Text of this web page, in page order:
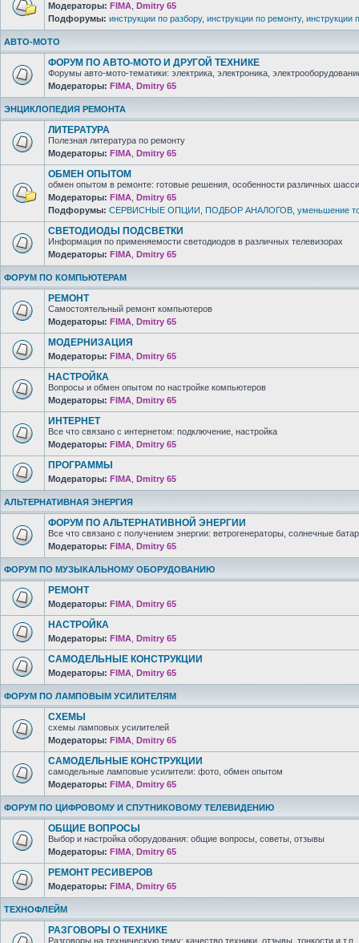
Модераторы: FIMA Dmitry 65
Подфорумы: инструкции по разбору, инструкции по ремонту, инструкции
АВТО-МОТО
ФОРУМ ПО АВТО-МОТО И ДРУГОЙ ТЕХНИКЕ
Форумы авто-мото-тематики: электрика, электроника,
Модераторы: FIMA Dmitry 65
ЭНЦИКЛОПЕДИЯ РЕМОНТА
ЛИТЕРАТУРА
Полезная литература по ремонту
Модераторы: FIMA Dmitry 65
ОБМЕН ОПЫТОМ
обмен опытом в ремонте: готовые решения, особенности различных
Модераторы: FIMA Dmitry 65
Подфорумы: СЕРВИСНЫЕ ОПЦИИ ПОДБОР АНАЛОГОВ уменьшение
СВЕТОДИОДЫ ПОДСВЕТКИ
Информация по применяемости светодиодов в различных телевизорах
Модераторы: FIMA Dmitry 65
ФОРУМ ПО КОМПЬЮТЕРАМ
РЕМОНТ
Самостоятельный ремонт компьютеров
Модераторы: FIMA Dmitry 65
МОДЕРНИЗАЦИЯ
Модераторы: FIMA Dmitry 65
НАСТРОЙКА
Вопросы и обмен опытом по настройке компьютеров
Модераторы: FIMA Dmitry 65
ИНТЕРНЕТ
Все что связано с интернетом: подключение, настройка
Модераторы: FIMA Dmitry 65
ПРОГРАММЫ
Модераторы: FIMA Dmitry 65
АЛЬТЕРНАТИВНАЯ ЭНЕРГИЯ
ФОРУМ ПО АЛЬТЕРНАТИВНОЙ ЭНЕРГИИ
Все что связано с получением энергии: ветрогенераторы, солнечные
Модераторы: FIMA Dmitry 65
ФОРУМ ПО МУЗЫКАЛЬНОМУ ОБОРУДОВАНИЮ
РЕМОНТ
Модераторы: FIMA Dmitry 65
НАСТРОЙКА
Модераторы: FIMA Dmitry 65
САМОДЕЛЬНЫЕ КОНСТРУКЦИИ
Модераторы: FIMA Dmitry 65
ФОРУМ ПО ЛАМПОВЫМ УСИЛИТЕЛЯМ
СХЕМЫ
схемы ламповых усилителей
Модераторы: FIMA Dmitry 65
САМОДЕЛЬНЫЕ КОНСТРУКЦИИ
самодельные ламповые усилители: фото, обмен опытом
Модераторы: FIMA Dmitry 65
ФОРУМ ПО ЦИФРОВОМУ И СПУТНИКОВОМУ ТЕЛЕВИДЕНИЮ
ОБЩИЕ ВОПРОСЫ
Выбор и настройка оборудования: общие вопросы, советы, отзывы
Модераторы: FIMA Dmitry 65
РЕМОНТ РЕСИВЕРОВ
Модераторы: FIMA Dmitry 65
ТЕХНОФЛЕЙМ
РАЗГОВОРЫ О ТЕХНИКЕ
Разговоры на техническую тему: качество техники, отзывы, тонкости и т.п.